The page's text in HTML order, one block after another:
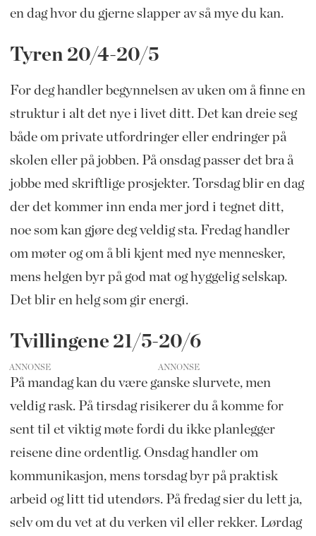
en dag hvor du gjerne slapper av så mye du kan.
Tyren 20/4-20/5
For deg handler begynnelsen av uken om å finne en
struktur i alt det nye i livet ditt. Det kan dreie seg
både om private utfordringer eller endringer på
skolen eller på jobben. På onsdag passer det bra å
jobbe med skriftlige prosjekter. Torsdag blir en dag
der det kommer inn enda mer jord i tegnet ditt,
noe som kan gjøre deg veldig sta. Fredag handler
om møter og om å bli kjent med nye mennesker,
mens helgen byr på god mat og hyggelig selskap.
Det blir en helg som gir energi.
Tvillingene 21/5-20/6
ANNONSE
På mandag kan du være ganske slurvete, men
veldig rask. På tirsdag risikerer du å komme for
sent til et viktig møte fordi du ikke planlegger
reisene dine ordentlig. Onsdag handler om
kommunikasjon, mens torsdag byr på praktisk
arbeid og litt tid utendørs. På fredag sier du lett ja,
selv om du vet at du verken vil eller rekker. Lørdag